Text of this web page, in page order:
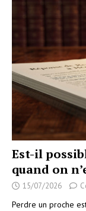
Est-il
quand on
15/07/2026
Perdre un proche